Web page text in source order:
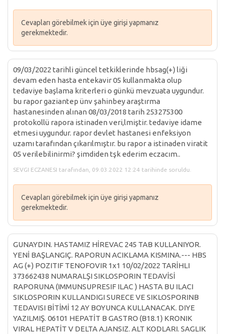
Cevapları görebilmek için üye girişi yapmanız
gerekmektedir.
09/03/2022 tarihli güncel tetkiklerinde hbsag(+) liği
devam eden hasta entekavir 05 kullanmakta olup
tedaviye başlama kriterleri o günkü mevzuata uygundur.
bu rapor gaziantep ünv şahinbey araştırma
hastanesinden alınan 08/03/2018 tarih 253275300
protokollü rapora istinaden veri,lmiştir. tedaviye idame
etmesi uygundur. rapor devlet hastanesi enfeksiyon
uzamı tarafından çıkarılmıştır. bu rapor a istinaden viratit
05 verilebilinirmi? şimdiden tşk ederim eczacım..
SEVGI ECZANESI tarafından, 09.03.2022 12:24 tarihinde soruldu.
Cevapları görebilmek için üye girişi yapmanız
gerekmektedir.
GUNAYDIN. HASTAMIZ HİREVAC 245 TAB KULLANIYOR.
YENİ BAŞLANGIÇ. RAPORUN ACIKLAMA KISMINA.--- HBS
AG (+) POZITIF TENOFOVIR 1x1 10/02/2022 TARİHLI
373662438 NUMARALŞI SIKLOSPORIN TEDAVİSİ
RAPORUNA (IMMUNSUPRESIF ILAC ) HASTA BU ILACI
SIKLOSPORIN KULLANDIGI SURECE VE SIKLOSPORINB
TEDAVISI BİTİMİ 12 AY BOYUNCA KULLANACAK. DIYE
YAZILMIŞ. 06101 HEPATİT B GASTRO (B18.1) KRONIK
VIRAL HEPATİT V DELTA AJANSIZ. ALT KODLARI. SAGLIK